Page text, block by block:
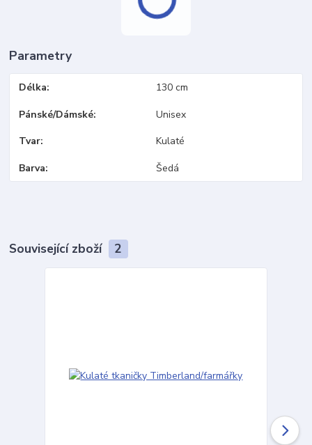
Parametry
Délka 130 cm
Pánské/Dámské Unisex
Tvar Kulaté
Barva Šedá
Související zboží 2